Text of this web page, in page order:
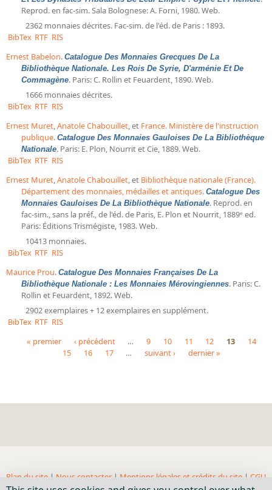
Reprod. en fac-sim. Sala Bolognese: A. Forni, 1980. Web.
2362 monnaies décrites. Fac-sim. de l'éd. de Paris : 1893.
BibTex RTF RIS
Ernest Babelon. Catalogue Des Monnaies Grecques De La
Bibliothèque Nationale. Les Rois De Syrie, D'arménie Et De
Commagène. Paris: C. Rollin et Feuardent, 1890. Web.
1666 monnaies décrites.
BibTex RTF RIS
Ernest Muret,Anatole Chabouillet, et France. Ministère de l'instruction
publique. Catalogue Des Monnaies Gauloises De La Bibliothèque
Nationale. Paris: E. Plon, Nourrit et Cie, 1889. Web.
BibTex RTF RIS
Ernest Muret,Anatole Chabouillet, et Bibliothèque nationale (France).
Département des monnaies, médailles et antiques. Catalogue Des
Monnaies Gauloises De La Bibliothèque Nationale. Reprod. en
fac-sim., sans la préf., de l'éd. de Paris, E. Plon et Nourrit, 1889ᵉ ed.
Paris: Éditions Trismégiste, 1983. Web.
10413 monnaies.
BibTex RTF RIS
Maurice Prou. Catalogue Des Monnaies Françaises De La
Bibliothèque Nationale : Les Monnaies Mérovingiennes. Paris: C.
Rollin et Feuardent, 1892. Web.
2902 exemplaires + 12 exemplaires en supplément.
BibTex RTF RIS
« premier ‹ précédent … 9 10 11 12 13
14
15
16 17 … suivant › dernier »
Plan du site | Nous contacter | Mentions légales et crédits du site | CGU